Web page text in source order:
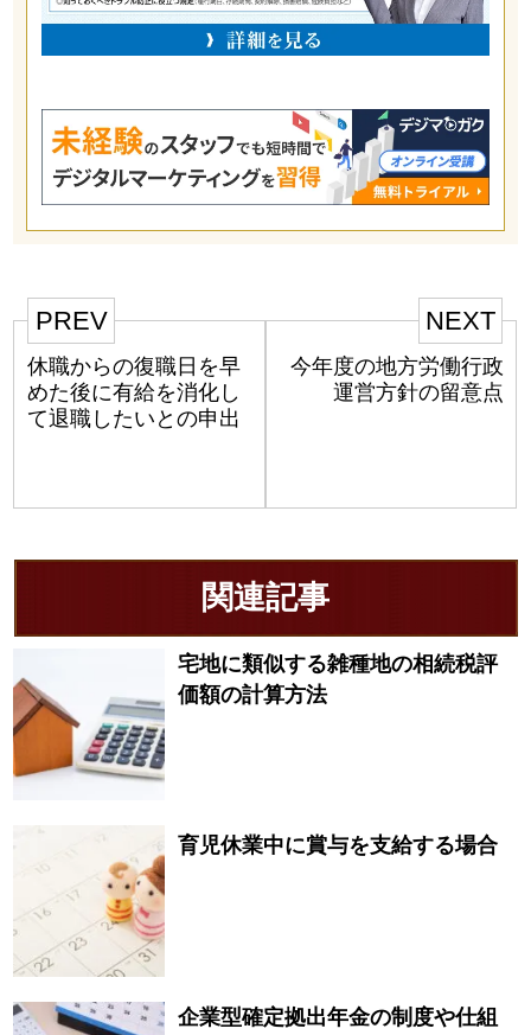
PREV
休職からの復職日を早
めた後に有給を消化し
て退職したいとの申出
NEXT
今年度の地方労働行政
運営方針の留意点
関連記事
宅地に類似する雑種地の相続税評
価額の計算方法
育児休業中に賞与を支給する場合
企業型確定拠出年金の制度や仕組